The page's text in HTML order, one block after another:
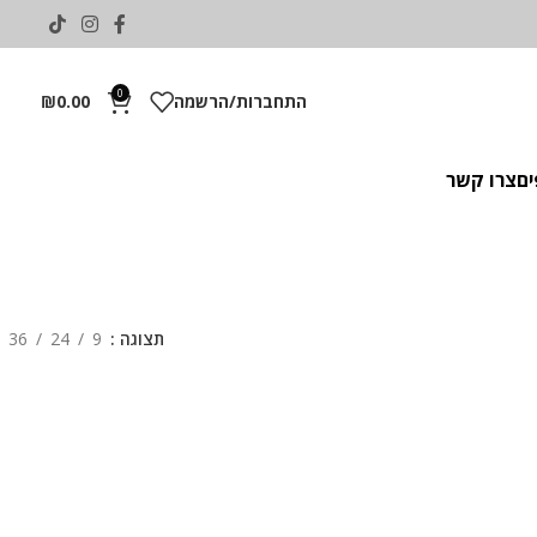
התחברות/הרשמה 0
₪0.00
צרו קשר
תצוגה 9
24
36